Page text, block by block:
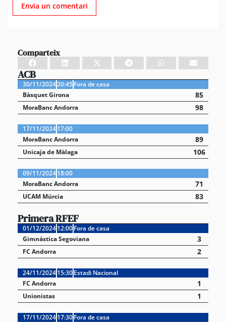
Comparteix
ACB
30/11/202420:45Fora de casa
Bàsquet Girona
85
MoraBanc Andorra 98
17/11/202417:00
MoraBanc Andorra
89
Unicaja de Màlaga 106
09/11/202418:00
MoraBanc Andorra
71
UCAM Múrcia 83
Primera RFEF
01/12/202412:00Fora de casa
Gimnástica Segoviana
3
FC Andorra 2
24/11/202415:30Estadi Nacional
FC Andorra
1
Unionistas 1
17/11/202417:30Fora de casa